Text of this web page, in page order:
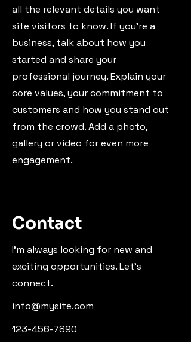
all the relevant details you want
site visitors to know. If you’re a
business, talk about how you
started and share your
professional journey. Explain your
core values, your commitment to
customers and how you stand out
from the crowd. Add a photo,
gallery or video for even more
engagement.
Contact
I'm always looking for new and
exciting opportunities. Let's
connect.
info@mysite.com
123-456-7890